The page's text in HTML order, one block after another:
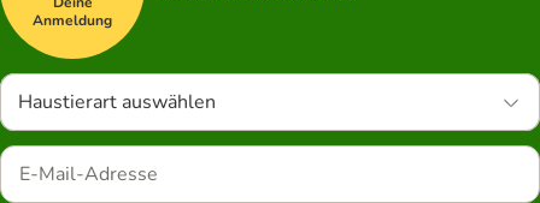
Anmeldung
Haustierart auswählen